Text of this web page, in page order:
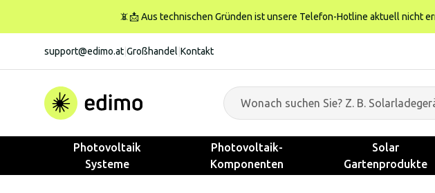
📵📩 Aus technischen Gründen ist unsere Telefon-Hotline aktuell nicht
support@edimo.at Großhandel Kontakt
Photovoltaik
Systeme
Photovoltaik-
Komponenten
Solar
Gartenprodukte